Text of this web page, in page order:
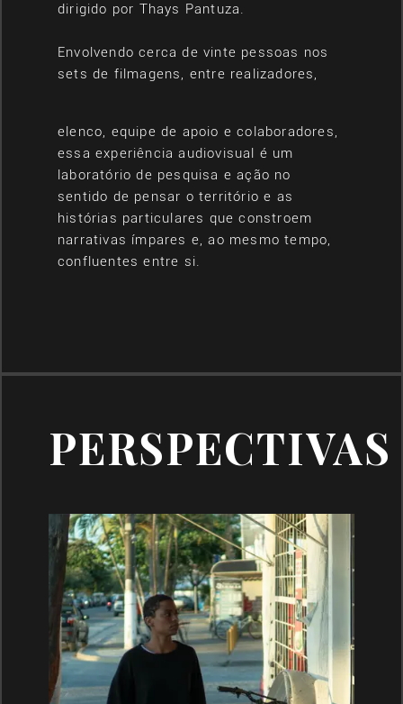
dirigido por Thays Pantuza.
Envolvendo cerca de vinte pessoas nos
sets de filmagens, entre realizadores,
elenco, equipe de apoio e colaboradores,
essa experiência audiovisual é um
laboratório de pesquisa e ação no
sentido de pensar o território e as
histórias particulares que constroem
narrativas ímpares e, ao mesmo tempo,
confluentes entre si.
PERSPECTIVAS